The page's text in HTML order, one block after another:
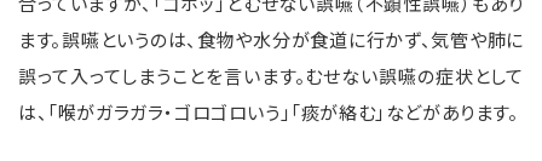
ます。誤嚥というのは、食物や水分が食道に行かず、気管や肺に
誤って入ってしまうことを言います。むせない誤嚥の症状として
は、「喉がガラガラ・ゴロゴロいう」「痰が絡む」などがあります。